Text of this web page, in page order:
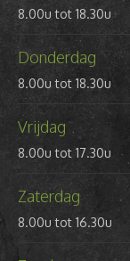
8.00u tot 18.30u
Donderdag
8.00u tot 18.30u
Vrijdag
8.00u tot 17.30u
Zaterdag
8.00u tot 16.30u